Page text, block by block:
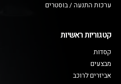
ערכות התנעה / בוסטרים
קטגוריות ראשיות
קסדות
מבצעים
אביזרים לרוכב